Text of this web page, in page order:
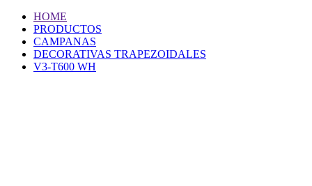
HOME
PRODUCTOS
CAMPANAS
DECORATIVAS TRAPEZOIDALES
V3-T600 WH